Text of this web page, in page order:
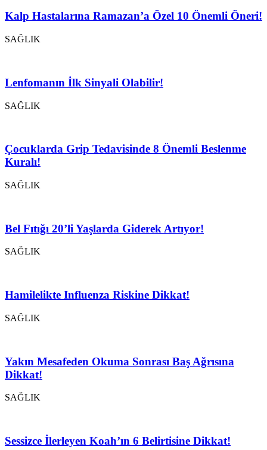
Kalp Hastalarına Ramazan’a Özel 10 Önemli Öneri!
SAĞLIK
Lenfomanın İlk Sinyali Olabilir!
SAĞLIK
Çocuklarda Grip Tedavisinde 8 Önemli Beslenme
Kuralı!
SAĞLIK
Bel Fıtığı 20’li Yaşlarda Giderek Artıyor!
SAĞLIK
Hamilelikte Influenza Riskine Dikkat!
SAĞLIK
Yakın Mesafeden Okuma Sonrası Baş Ağrısına
Dikkat!
SAĞLIK
Sessizce İlerleyen Koah’ın 6 Belirtisine Dikkat!